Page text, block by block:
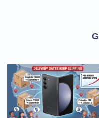
有料記事の決済完了ペー